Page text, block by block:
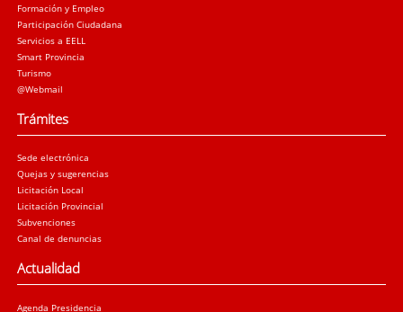
Formación y Empleo
Participación Ciudadana
Servicios a EELL
Smart Provincia
Turismo
@Webmail
Trámites
Sede electrónica
Quejas y sugerencias
Licitación Local
Licitación Provincial
Subvenciones
Canal de denuncias
Actualidad
Agenda Presidencia